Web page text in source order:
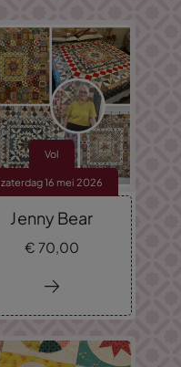
Vol
zaterdag 16 mei 2026
Jenny Bear
€ 70, 00